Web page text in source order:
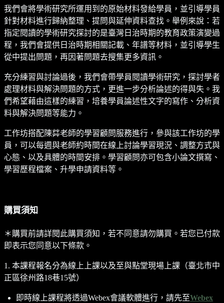
我們會將學術研究所運用到的原始材料發給學員，並引導學員
針對材料進行歸納整理、提問與延伸資料查找。舉例來說：若
指定閱讀的學術研究探討的是臺灣日治時期的教育政策演變過
程，我們會提供日治時期相關記載、年譜等材料，並引導學生
從中提出問題，再因著問題去搜集更多資訊。
充分練習與討論過後，我們會帶學員閱讀學術研究，探討學者
處理材料與解決問題的方式，更進一步分析論述的得與失。我
們希望藉由這樣的練習，培養學員論述性文字的寫作、分析資
料與解決問題等能力。
工作坊搭配陳茻老師的學習顧問服務進行，參與該工作坊的學
員，可以每週與老師約時間在線上討論學習現況、調整方式與
心態、以及具體的時間安排。學習顧問亦可包含小論文撰寫、
學習歷程檔案、升學申請資料等。
購買須知
＊購買前請詳閱此購買須知，若不同意請勿購買。若您已付款
即表示您同意以下條款。
1. 本課程報名分為線上上課以及至與點堂現場上課（臺北市中
正區徐州路18巷15號）
即時線上課程將透過Webex會議軟體進行，請先至Webex